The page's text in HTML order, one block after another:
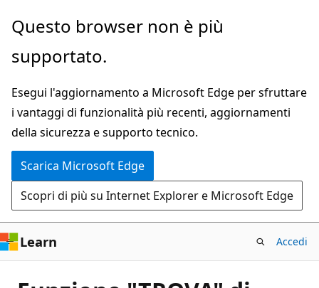
Ignora
passa
contenuto
principale
Questo browser non è più
supportato.
Esegui l'aggiornamento a Microsoft Edge per sfruttare
i vantaggi di funzionalità più recenti, aggiornamenti
della sicurezza e supporto tecnico.
Scarica Microsoft Edge
Scopri di più su Internet Explorer e Microsoft Edge
Learn Accedi